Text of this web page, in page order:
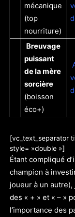
mécanique
(top
nourriture)
Breuvage
puissant
de la mère
sorcière
(boisson
éco+)
[vc_text_separator
style= »double »]
Étant compliqué
champion à
joueur à un
des « + » et « – »
l’importance des